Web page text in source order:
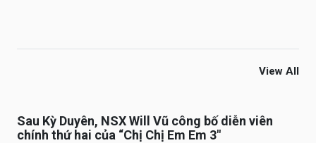
View All
Sau Kỳ Duyên, NSX Will Vũ công bố diễn viên
chính thứ hai của “Chị Chị Em Em 3″